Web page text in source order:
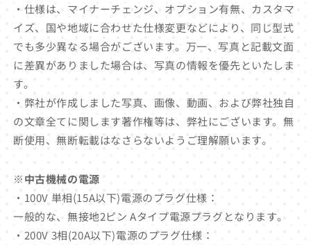
・仕様は、マイナーチェンジ、オプション有無、カスタマ
イズ、国や地域に合わせた仕様変更などにより、同じ型式
でも多少異なる場合がございます。万一、写真と記載文面
に差異がありました場合は、写真の情報を優先といたしま
す。
・弊社が作成しました写真、画像、動画、および弊社独自
の文章全てに関します著作権等は、弊社にございます。無
断使用、無断転載はなさらないようご理解願います。
※中古機械の電源
・100V 単相(15A以下)電源のプラグ仕様：
一般的な、無接地2ピン Aタイプ電源プラグとなります。
・200V 3相(20A以下)電源のプラグ仕様：